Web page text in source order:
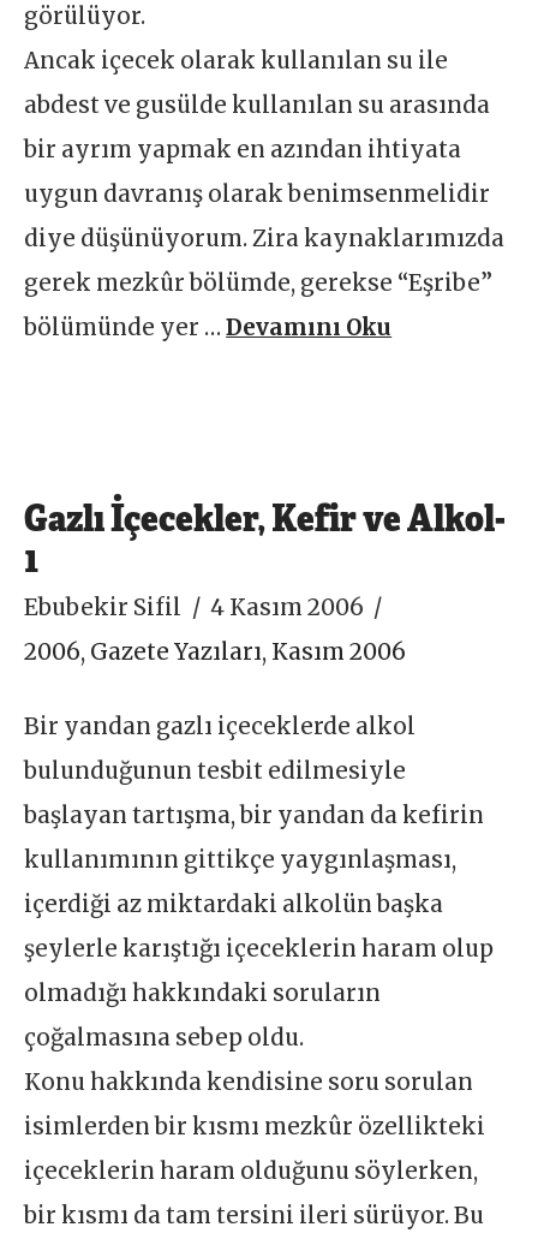
görülüyor.
Ancak içecek olarak kullanılan su ile
abdest ve gusülde kullanılan su arasında
bir ayrım yapmak en azından ihtiyata
uygun davranış olarak benimsenmelidir
diye düşünüyorum. Zira kaynaklarımızda
gerek mezkûr bölümde, gerekse “Eşribe”
bölümünde yer …Devamını Oku
Gazlı İçecekler, Kefir ve Alkol-
1
Ebubekir Sifil
4 Kasım 2006
2006, Gazete Yazıları, Kasım 2006
Bir yandan gazlı içeceklerde alkol
bulunduğunun tesbit edilmesiyle
başlayan tartışma, bir yandan da kefirin
kullanımının gittikçe yaygınlaşması,
içerdiği az miktardaki alkolün başka
şeylerle karıştığı içeceklerin haram olup
olmadığı hakkındaki soruların
çoğalmasına sebep oldu.
Konu hakkında kendisine soru sorulan
isimlerden bir kısmı mezkûr özellikteki
içeceklerin haram olduğunu söylerken,
bir kısmı da tam tersini ileri sürüyor. Bu